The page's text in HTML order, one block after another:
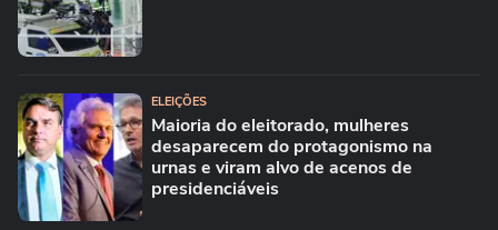
ELEIÇÕES
Maioria do eleitorado, mulheres
desaparecem do protagonismo na
urnas e viram alvo de acenos de
presidenciáveis